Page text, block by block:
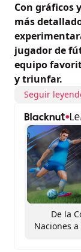
Con gráficos
más
jugador de
equipo
y triunfar.
Seguir
De la
Naciones